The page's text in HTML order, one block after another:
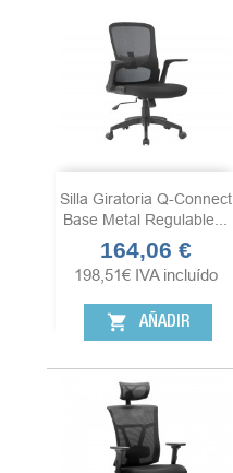
Silla Giratoria Q-Connect
Base Metal Regulable...
Precio
164,06 €
198,51€ IVA incluído
shopping_cart AÑADIR